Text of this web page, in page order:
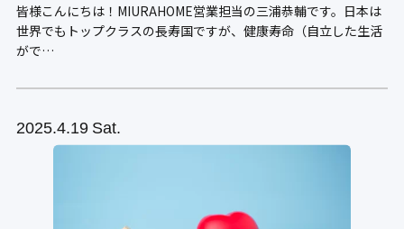
皆様こんにちは！MIURAHOME営業担当の三浦恭輔です。日本は
世界でもトップクラスの長寿国ですが、健康寿命（自立した生活
がで…
2025 4.19 Sat.